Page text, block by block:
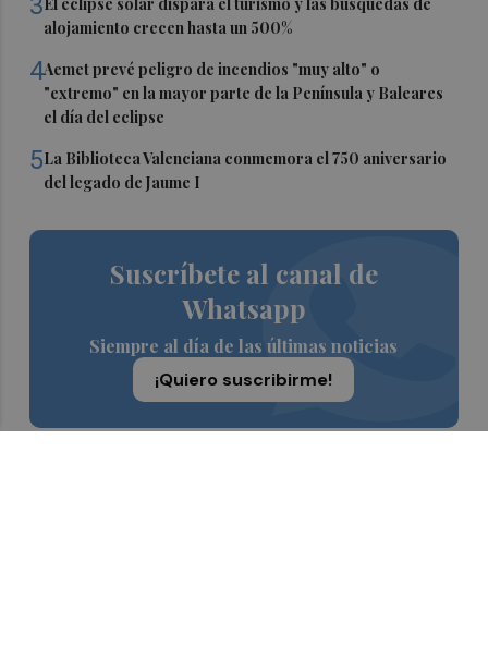
alojamiento crecen hasta un 500%
4Aemet prevé peligro de incendios "muy alto" o
"extremo" en la mayor parte de la Península y Baleares
el día del eclipse
5La Biblioteca Valenciana conmemora el 750 aniversario
del legado de Jaume I
Suscríbete al canal de
Whatsapp
Siempre al día de las últimas noticias
¡Quiero suscribirme!